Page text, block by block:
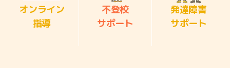
オンライン
指導
不登校
サポート
発達障害
サポート